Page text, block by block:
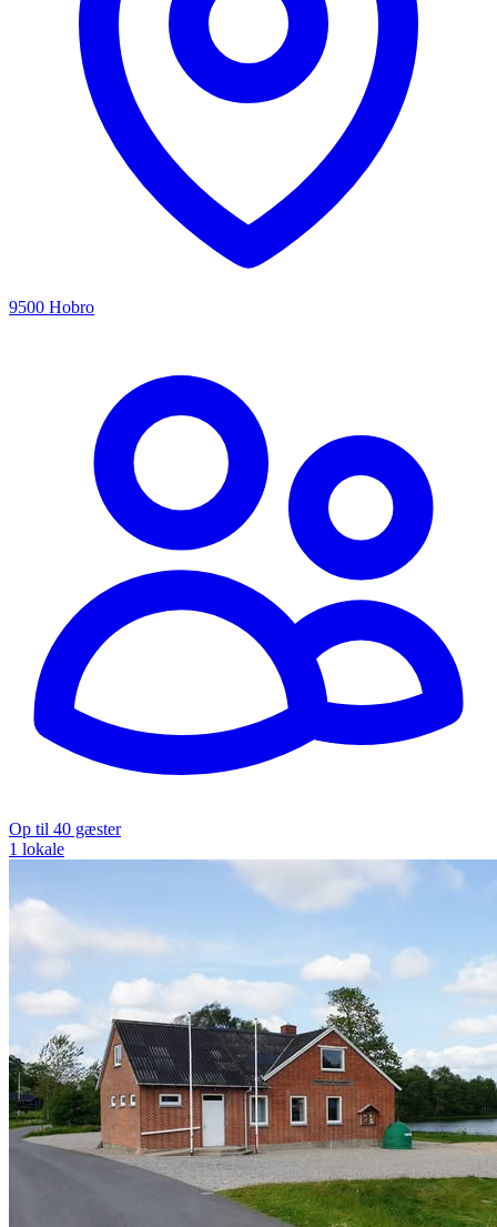
9500 Hobro
Op til 40 gæster
1 lokale